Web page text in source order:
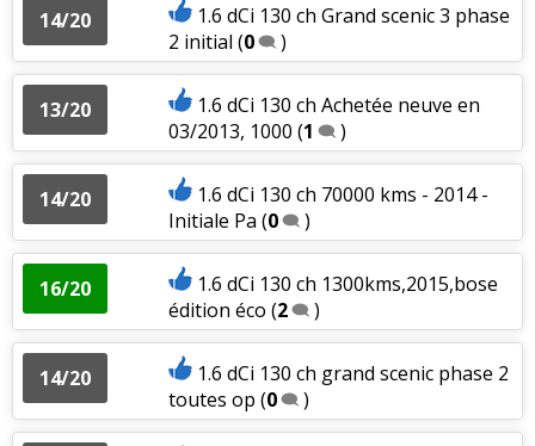
14/20
1.6 dCi 130 ch Grand scenic 3 phase
2 initial (0 )
13/20
1.6 dCi 130 ch Achetée neuve en
03/2013, 1000 (1 )
14/20
1.6 dCi 130 ch 70000 kms - 2014 -
Initiale Pa (0 )
16/20
1.6 dCi 130 ch 1300kms,2015,bose
édition éco (2 )
14/20
1.6 dCi 130 ch grand scenic phase 2
toutes op (0 )